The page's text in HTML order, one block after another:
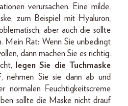
verursachen. Eine milde,
zum Beispiel mit Hyaluron,
aber auch die sollte
Mein Rat: Wenn Sie unbedingt
dann machen Sie es richtig.
legen Sie die Tuchmaske
, nehmen Sie sie dann ab und
normalen Feuchtigkeitscreme
sollte die Maske nicht drauf